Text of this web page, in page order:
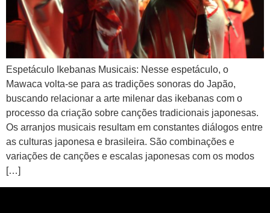
Espetáculo Ikebanas Musicais: Nesse espetáculo, o
Mawaca volta-se para as tradições sonoras do Japão,
buscando relacionar a arte milenar das ikebanas com o
processo da criação sobre canções tradicionais japonesas.
Os arranjos musicais resultam em constantes diálogos entre
as culturas japonesa e brasileira. São combinações e
variações de canções e escalas japonesas com os modos
[…]